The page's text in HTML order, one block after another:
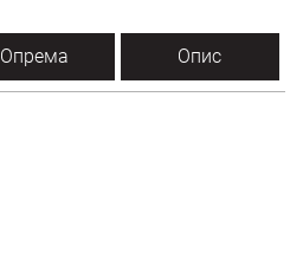
Опрема Опис